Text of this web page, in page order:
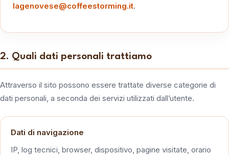
lagenovese@coffeestorming.it.
2. Quali dati personali trattiamo
Attraverso il sito possono essere trattate diverse categorie di
dati personali, a seconda dei servizi utilizzati dall’utente.
Dati di navigazione
IP, log tecnici, browser, dispositivo, pagine visitate, orario